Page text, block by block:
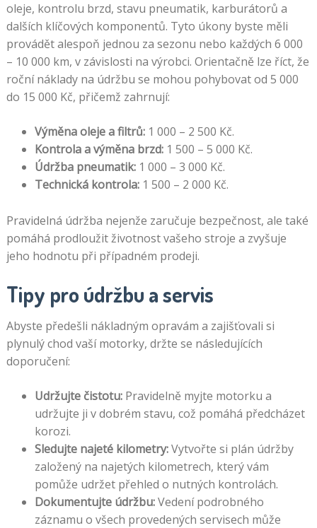
oleje, kontrolu brzd, stavu pneumatik, karburátorů a
dalších klíčových komponentů. Tyto úkony byste měli
provádět alespoň jednou za sezonu nebo každých 6 000
– 10 000 km, v závislosti na výrobci. Orientačně lze říct, že
roční náklady na údržbu se mohou pohybovat od 5 000
do 15 000 Kč, přičemž zahrnují:
Výměna oleje a filtrů:1 000 – 2 500 Kč.
Kontrola a výměna brzd:1 500 – 5 000 Kč.
Údržba pneumatik:1 000 – 3 000 Kč.
Technická kontrola:1 500 – 2 000 Kč.
Pravidelná údržba nejenže zaručuje bezpečnost, ale také
pomáhá prodloužit životnost vašeho stroje a zvyšuje
jeho hodnotu při případném prodeji.
Tipy pro údržbu a servis
Abyste předešli nákladným opravám a zajišťovali si
plynulý chod vaší motorky, držte se následujících
doporučení:
Udržujte čistotu:Pravidelně myjte motorku a
udržujte ji v dobrém stavu, což pomáhá předcházet
korozi.
Sledujte najeté kilometry:Vytvořte si plán údržby
založený na najetých kilometrech, který vám
pomůže udržet přehled o nutných kontrolách.
Dokumentujte údržbu:Vedení podrobného
záznamu o všech provedených servisech může